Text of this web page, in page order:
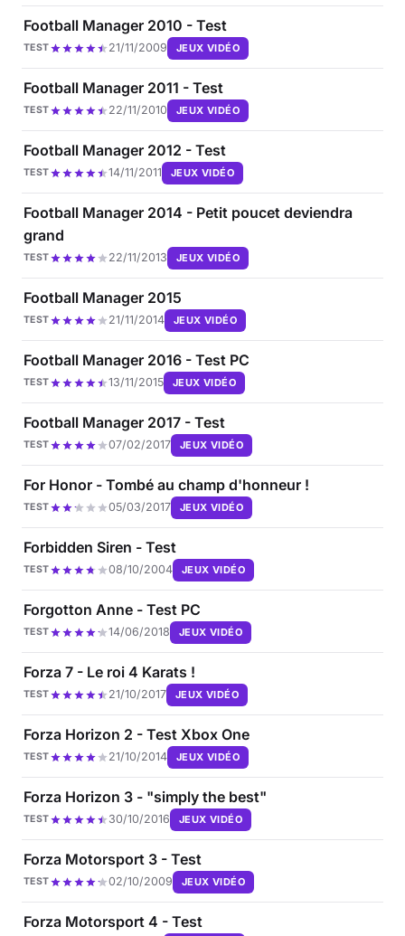
Football Manager 2010 - Test
TEST 21/11/2009 JEUX VIDÉO
Football Manager 2011 - Test
TEST 22/11/2010 JEUX VIDÉO
Football Manager 2012 - Test
TEST 14/11/2011 JEUX VIDÉO
Football Manager 2014 - Petit poucet deviendra
grand
TEST 22/11/2013 JEUX VIDÉO
Football Manager 2015
TEST 21/11/2014 JEUX VIDÉO
Football Manager 2016 - Test PC
TEST 13/11/2015 JEUX VIDÉO
Football Manager 2017 - Test
TEST 07/02/2017 JEUX VIDÉO
For Honor - Tombé au champ d'honneur !
TEST 05/03/2017 JEUX VIDÉO
Forbidden Siren - Test
TEST 08/10/2004 JEUX VIDÉO
Forgotton Anne - Test PC
TEST 14/06/2018 JEUX VIDÉO
Forza 7 - Le roi 4 Karats !
TEST 21/10/2017 JEUX VIDÉO
Forza Horizon 2 - Test Xbox One
TEST 21/10/2014 JEUX VIDÉO
Forza Horizon 3 - "simply the best"
TEST 30/10/2016 JEUX VIDÉO
Forza Motorsport 3 - Test
TEST 02/10/2009 JEUX VIDÉO
Forza Motorsport 4 - Test